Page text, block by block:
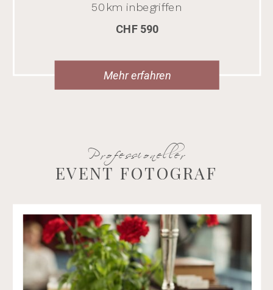
EVENT FOTOGRAF
Professioneller
Mehr erfahren
CHF 590
50km inbegriffen